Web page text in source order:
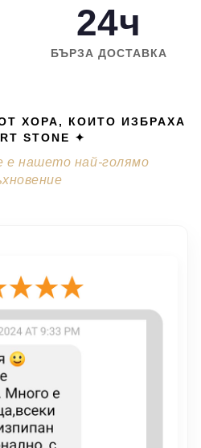
24ч
БЪРЗА ДОСТАВКА
ХОРА, КОИТО ИЗБРАХА
STONE ✦
е нашето най-голямо